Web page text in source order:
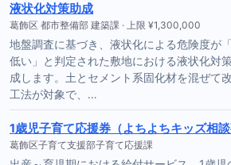
液状化対策助成
葛飾区 都市整備部 建築課 · 上限 ¥1,300,000
地盤調査に基づき、液状化による危険度が
低い」と判定された敷地における液状化対
成します。土とセメント系固化材を混ぜて
工法が対象で、…
1歳児子育て応援券（よちよちキッズ相談
葛飾区子育て支援部子育て応援課